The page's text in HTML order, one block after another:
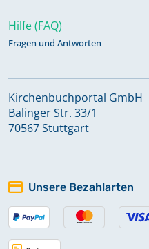
Hilfe (FAQ)
Fragen und Antworten
Kirchenbuchportal GmbH
Balinger Str. 33/1
70567 Stuttgart
Unsere Bezahlarten